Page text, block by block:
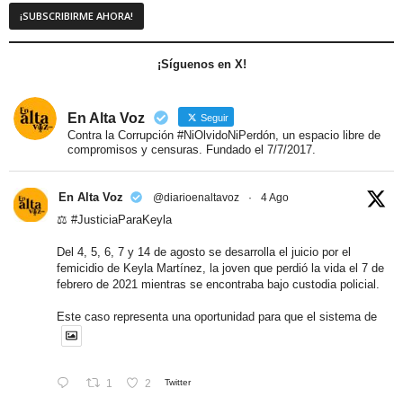
¡Síguenos en X!
En Alta Voz Seguir
Contra la Corrupción #NiOlvidoNiPerdón, un espacio libre de
compromisos y censuras. Fundado el 7/7/2017.
En Alta Voz @diarioenaltavoz · 4 Ago
⚖️ #JusticiaParaKeyla
Del 4, 5, 6, 7 y 14 de agosto se desarrolla el juicio por el
femicidio de Keyla Martínez, la joven que perdió la vida el 7 de
febrero de 2021 mientras se encontraba bajo custodia policial.
Este caso representa una oportunidad para que el sistema de
1 2 Twitter